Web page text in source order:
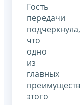
Гость
передачи
подчеркнула,
что
одно
из
главных
преимуществ
этого